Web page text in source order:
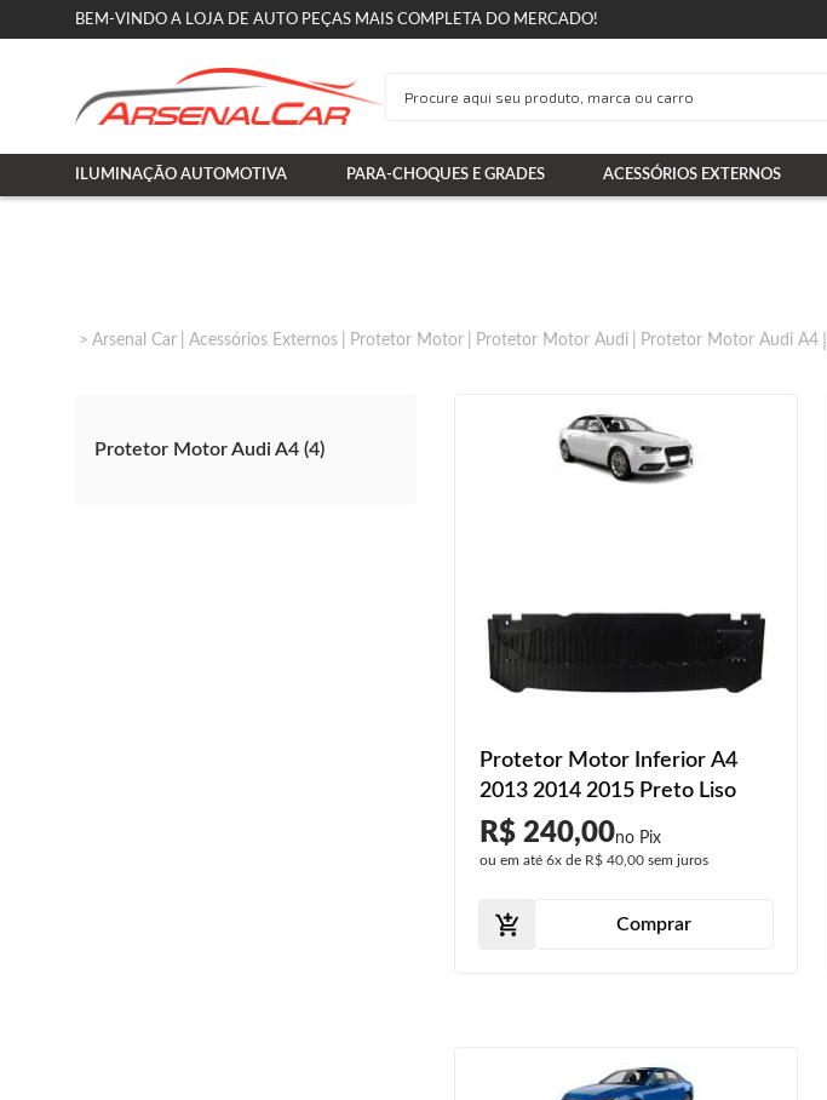
BEM-VINDO A LOJA DE AUTO PEÇAS MAIS COMPLETA DO MERCADO!
ILUMINAÇÃO AUTOMOTIVA PARA-CHOQUES E GRADES ACESSÓRIOS EXTERNOS
Arsenal Car Acessórios Externos Protetor Motor Protetor Motor Audi Protetor Motor Audi A4
Protetor Motor Audi A4 (4)
Protetor Motor Inferior A4
2013 2014 2015 Preto Liso
R$ 240,00
ou em até 6xde R$ 40,00sem juros
Comprar